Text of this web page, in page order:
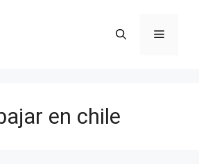
Menú
en chile